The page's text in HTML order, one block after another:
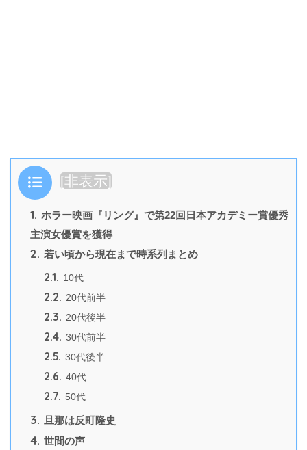
目次 [非表示]
1. ホラー映画『リング』で第22回日本アカデミー賞優秀
主演女優賞を獲得
2. 若い頃から現在まで時系列まとめ
2.1. 10代
2.2. 20代前半
2.3. 20代後半
2.4. 30代前半
2.5. 30代後半
2.6. 40代
2.7. 50代
3. 旦那は反町隆史
4. 世間の声